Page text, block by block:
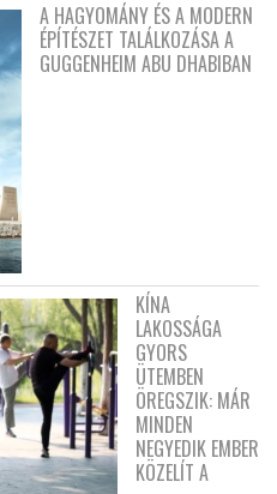
A HAGYOMÁNY ÉS A MODERN
ÉPÍTÉSZET TALÁLKOZÁSA A
GUGGENHEIM ABU DHABIBAN
KÍNA
LAKOSSÁGA
GYORS
ÜTEMBEN
ÖREGSZIK: MÁR
MINDEN
NEGYEDIK EMBER
KÖZELÍT A